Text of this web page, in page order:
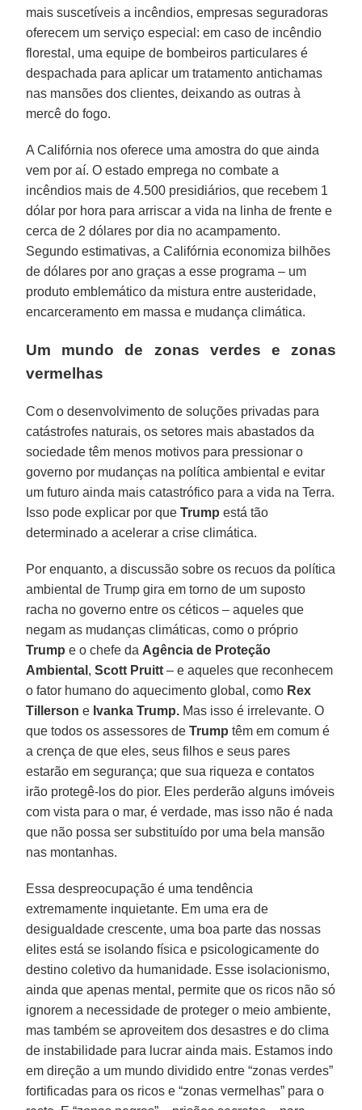
mais suscetíveis a incêndios, empresas seguradoras
oferecem um serviço especial: em caso de incêndio
florestal, uma equipe de bombeiros particulares é
despachada para aplicar um tratamento antichamas
nas mansões dos clientes, deixando as outras à
mercê do fogo.
A Califórnia nos oferece uma amostra do que ainda
vem por aí. O estado emprega no combate a
incêndios mais de 4.500 presidiários, que recebem 1
dólar por hora para arriscar a vida na linha de frente e
cerca de 2 dólares por dia no acampamento.
Segundo estimativas, a Califórnia economiza bilhões
de dólares por ano graças a esse programa – um
produto emblemático da mistura entre austeridade,
encarceramento em massa e mudança climática.
Um mundo de zonas verdes e zonas
vermelhas
Com o desenvolvimento de soluções privadas para
catástrofes naturais, os setores mais abastados da
sociedade têm menos motivos para pressionar o
governo por mudanças na política ambiental e evitar
um futuro ainda mais catastrófico para a vida na Terra.
Isso pode explicar por queTrump está tão
determinado a acelerar a crise climática.
Por enquanto, a discussão sobre os recuos da política
ambiental de Trump gira em torno de um suposto
racha no governo entre os céticos – aqueles que
negam as mudanças climáticas, como o próprio
Trump e o chefe da Agência de Proteção
Ambiental ,Scott Pruitt – e aqueles que reconhecem
o fator humano do aquecimento global, como Rex
Tillerson e Ivanka Trump. Mas isso é irrelevante. O
que todos os assessores deTrump têm em comum é
a crença de que eles, seus filhos e seus pares
estarão em segurança; que sua riqueza e contatos
irão protegê-los do pior. Eles perderão alguns imóveis
com vista para o mar, é verdade, mas isso não é nada
que não possa ser substituído por uma bela mansão
nas montanhas.
Essa despreocupação é uma tendência
extremamente inquietante. Em uma era de
desigualdade crescente, uma boa parte das nossas
elites está se isolando física e psicologicamente do
destino coletivo da humanidade. Esse isolacionismo,
ainda que apenas mental, permite que os ricos não só
ignorem a necessidade de proteger o meio ambiente,
mas também se aproveitem dos desastres e do clima
de instabilidade para lucrar ainda mais. Estamos indo
em direção a um mundo dividido entre “zonas verdes”
fortificadas para os ricos e “zonas vermelhas” para o